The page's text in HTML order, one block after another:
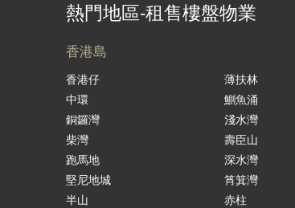
熱門地區-租售樓盤物業
香港島
香港仔
中環
銅鑼灣
柴灣
跑馬地
堅尼地城
半山
薄扶林
鰂魚涌
淺水灣
壽臣山
深水灣
筲箕灣
赤柱